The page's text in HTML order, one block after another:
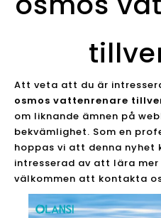
Att veta att du är
osmos vattenrenare
om liknande ämnen på
bekvämlighet. Som en
hoppas vi att denna nyhet
intresserad av att lära
välkommen att kontakta